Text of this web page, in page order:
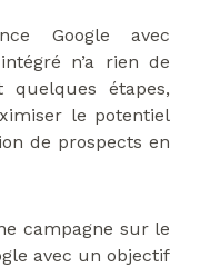
Google avec
n’a rien de
quelques étapes,
le potentiel
de prospects en
campagne sur le
avec un objectif